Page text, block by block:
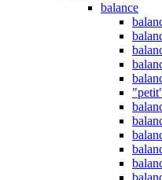
balance